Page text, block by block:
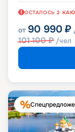
ОСТАЛОСЬ 2
от 90 990 ₽
101 100₽ /чел